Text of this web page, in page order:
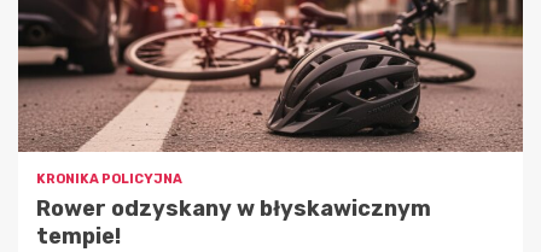
KRONIKA POLICYJNA
Rower odzyskany w błyskawicznym
tempie!